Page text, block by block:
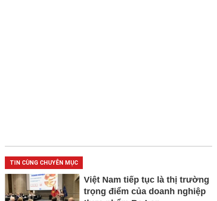
TIN CÙNG CHUYÊN MỤC
Việt Nam tiếp tục là thị trường
trọng điểm của doanh nghiệp